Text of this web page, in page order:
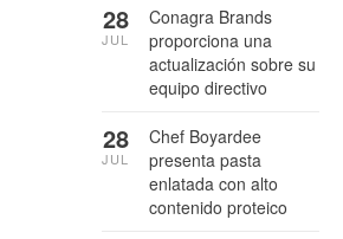
Conagra Brands
proporciona una
actualización sobre su
equipo directivo
28
JUL
Chef Boyardee
presenta pasta
enlatada con alto
contenido proteico
28
JUL